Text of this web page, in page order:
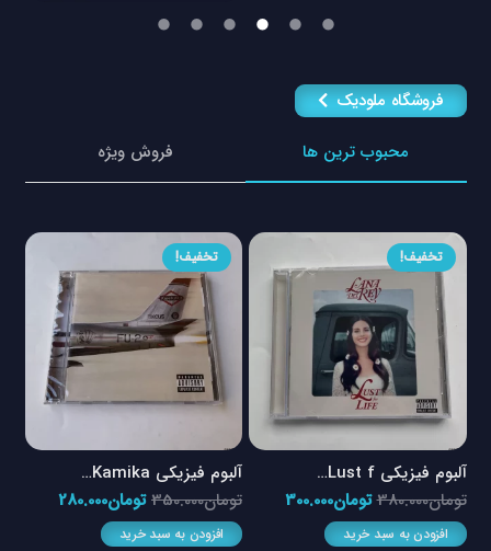
فروشگاه ملودیک
محبوب ترین ها
فروش ویژه
تخفیف!
آلبوم فیزیکی Lust f…
تومان380.000قیمت
اصلی
تومان300.000قیمت
افزودن به سبد خرید
تخفیف!
آلبوم فیزیکی Kamika…
تومان350.000قیمت
اصلی
تومان280.000قیمت
افزودن به سبد خرید